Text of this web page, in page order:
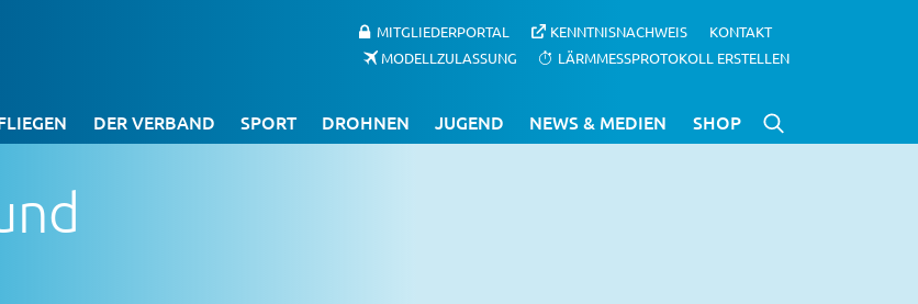
MITGLIEDERPORTAL KENNTNISNACHWEIS
KONTAKT
MODELLZULASSUNG
LÄRMMESSPROTOKOLL ERSTELLEN
DER VERBAND SPORT DROHNEN JUGEND NEWS & MEDIEN SHOP